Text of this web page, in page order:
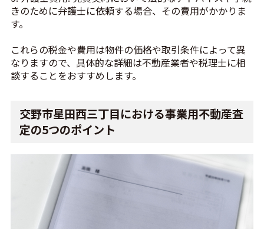
きのために弁護士に依頼する場合、その費用がかかりま
す。
これらの税金や費用は物件の価格や取引条件によって異
なりますので、具体的な詳細は不動産業者や税理士に相
談することをおすすめします。
交野市星田西三丁目における事業用不動産査
定の5つのポイント